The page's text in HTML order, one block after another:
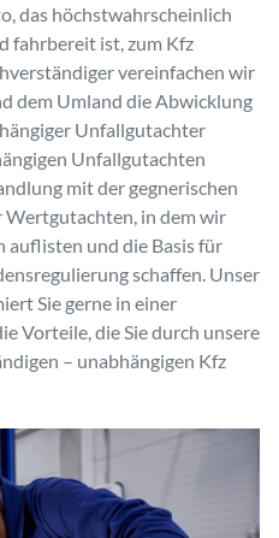
das höchstwahrscheinlich
fahrbereit ist, zum Kfz
vereinfachen wir
dem Umland die Abwicklung
Unfallgutachter
Unfallgutachten
mit der gegnerischen
in dem wir
auflisten und die Basis für
schaffen. Unser
Sie gerne in einer
Vorteile, die Sie durch unsere
– unabhängigen Kfz